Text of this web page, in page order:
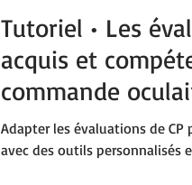
Tutoriel • Les
acquis et
commande
Adapter les évaluations de
avec des outils personnalisés